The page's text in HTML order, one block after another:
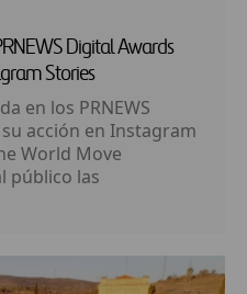
Digital Awards
Stories
en los PRNEWS
acción en Instagram
World Move
público las